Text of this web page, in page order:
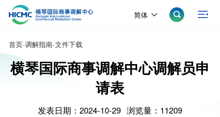
简体
首页-调解指南-文件下载
横琴国际商事调解中心调解员申
请表
发表日期：2024-10-29 浏览量：11209